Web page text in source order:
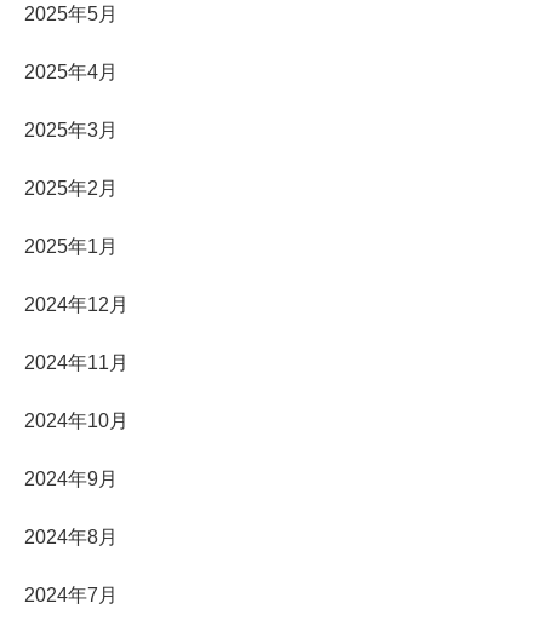
2025年5月
2025年4月
2025年3月
2025年2月
2025年1月
2024年12月
2024年11月
2024年10月
2024年9月
2024年8月
2024年7月